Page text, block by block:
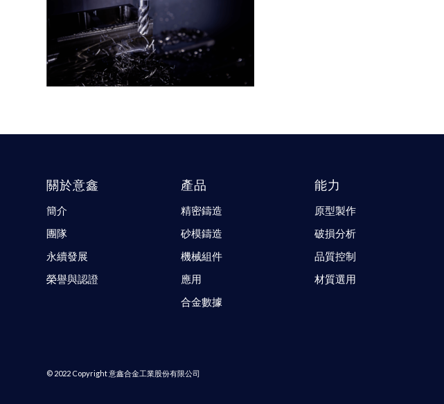
關於意鑫
簡介
團隊
永續發展
榮譽與認證
產品
精密鑄造
砂模鑄造
機械組件
應用
合金數據
能力
原型製作
破損分析
品質控制
材質選用
© 2022 Copyright 意鑫合金工業股份有限公司